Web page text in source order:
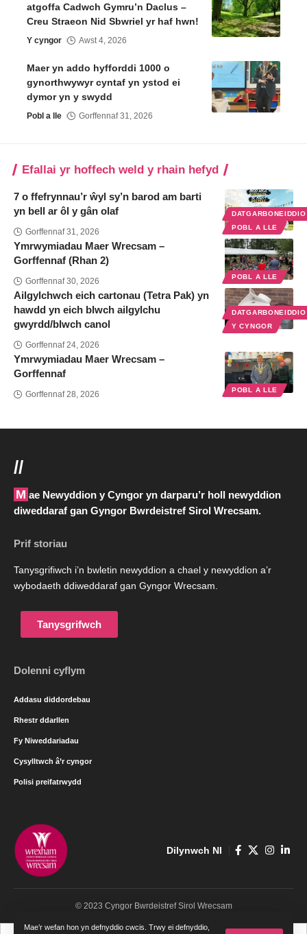
Mae’r wefan hon yn defnyddio cwcis. Trwy ei defnyddio,
atgoffa Cadwch Gymru’n Daclus –
Creu Straeon Nid Sbwriel yr haf hwn!
Y cyngor Awst 4, 2026
Maer yn addo hyfforddi 1000 o
gynorthwywyr cyntaf yn ystod ei
dymor yn y swydd
Pobl a lle Gorffennaf 31, 2026
Efallai yr hoffech weld y rhain hefyd
POBL A LLE
7 o ffefrynnau’r ŵyl sy’n barod am barti
yn bell ar ôl y gân olaf
Gorffennaf 31, 2026
POBL A LLE
Ymrwymiadau Maer Wrecsam –
Gorffennaf (Rhan 2)
Gorffennaf 30, 2026
Y CYNGOR
Ailgylchwch eich cartonau (Tetra Pak) yn
hawdd yn eich blwch ailgylchu
gwyrdd/blwch canol
Gorffennaf 24, 2026
POBL A LLE
Ymrwymiadau Maer Wrecsam –
Gorffennaf
Gorffennaf 28, 2026
//
Mae Newyddion y Cyngor yn darparu’r holl newyddion
diweddaraf gan Gyngor Bwrdeistref Sirol Wrecsam.
Prif storiau
Tanysgrifiwch i’n bwletin newyddion a chael y newyddion a’r
wybodaeth ddiweddaraf gan Gyngor Wrecsam.
Tanysgrifwch
Dolenni cyflym
Addasu diddordebau
Rhestr ddarllen
Fy Niweddariadau
Cysylltwch â’r cyngor
Polisi preifatrwydd
Dilynwch NI
© 2023 Cyngor Bwrdeistref Sirol Wrecsam